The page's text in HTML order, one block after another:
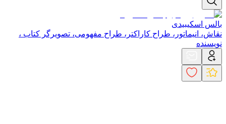
بالس اسکیبیدی
نقاش، انیماتور، طراح کاراکتر، طراح مفهومی، تصویرگر کتاب ،
نویسنده